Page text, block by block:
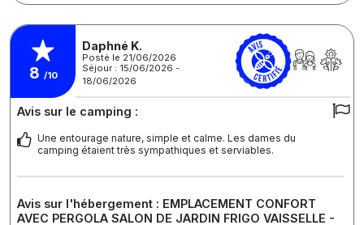
8 /10
Daphné K.
Posté le 21/06/2026
Séjour : 15/06/2026 -
18/06/2026
Avis sur le camping :
Une entourage nature, simple et calme. Les dames du
camping étaient très sympathiques et serviables.
Avis sur l'hébergement : EMPLACEMENT CONFORT
AVEC PERGOLA SALON DE JARDIN FRIGO VAISSELLE -